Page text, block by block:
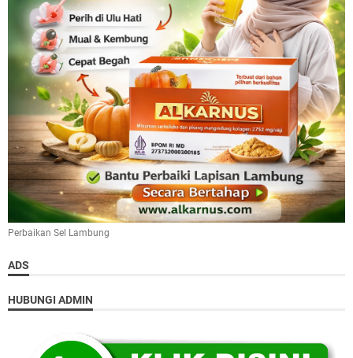
Perbaikan Sel Lambung
ADS
HUBUNGI ADMIN